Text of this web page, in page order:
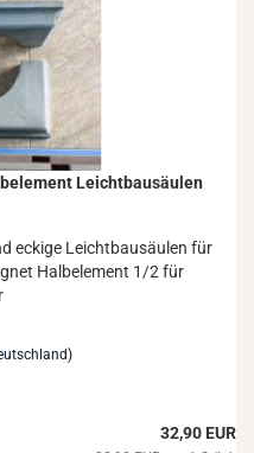
Leicht­bau­säu­len
ecki­ge Leicht­bau­säu­len für
Halb­ele­ment 1/2 für
32,90 EUR